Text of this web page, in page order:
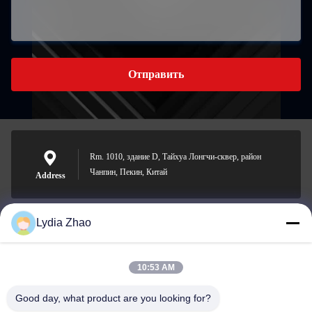
Отправить
Address
Rm. 1010, здание D, Тайхуа Лонгчи-сквер, район
Чанпин, Пекин, Китай
jesingd@vip.sina.com
Lydia Zhao
10:53 AM
Good day, what product are you looking for?